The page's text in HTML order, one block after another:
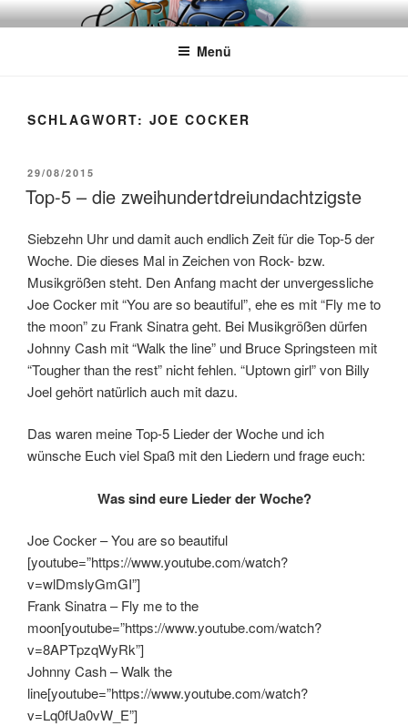
Zum
InhaltWÖRTERKATZE
Von Büchern erzählen
Menü
SCHLAGWORT: JOE COCKER
VERÖFFENTLICHT
AM
29/08/2015
Top-5 – die zweihundertdreiundachtzigste
Siebzehn Uhr und damit auch endlich Zeit für die Top-5 der
Woche. Die dieses Mal in Zeichen von Rock- bzw.
Musikgrößen steht. Den Anfang macht der unvergessliche
Joe Cocker mit “You are so beautiful”, ehe es mit “Fly me to
the moon” zu Frank Sinatra geht. Bei Musikgrößen dürfen
Johnny Cash mit “Walk the line” und Bruce Springsteen mit
“Tougher than the rest” nicht fehlen. “Uptown girl” von Billy
Joel gehört natürlich auch mit dazu.
Das waren meine Top-5 Lieder der Woche und ich
wünsche Euch viel Spaß mit den Liedern und frage euch:
Was sind eure Lieder der Woche?
Joe Cocker – You are so beautiful
[youtube=”https://www.youtube.com/watch?
v=wlDmslyGmGI”]
Frank Sinatra – Fly me to the
moon[youtube=”https://www.youtube.com/watch?
v=8APTpzqWyRk”]
Johnny Cash – Walk the
line[youtube=”https://www.youtube.com/watch?
v=Lq0fUa0vW_E”]